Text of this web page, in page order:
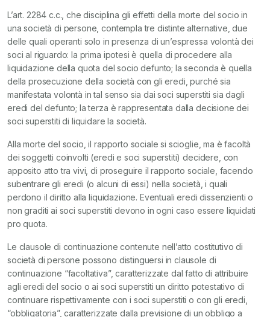
L’art. 2284 c.c., che disciplina gli effetti della morte del socio in
una società di persone, contempla tre distinte alternative, due
delle quali operanti solo in presenza di un’espressa volontà dei
soci al riguardo: la prima ipotesi è quella di procedere alla
liquidazione della quota del socio defunto; la seconda è quella
della prosecuzione della società con gli eredi, purché sia
manifestata volontà in tal senso sia dai soci superstiti sia dagli
eredi del defunto; la terza è rappresentata dalla decisione dei
soci superstiti di liquidare la società.
Alla morte del socio, il rapporto sociale si scioglie, ma è facoltà
dei soggetti coinvolti (eredi e soci superstiti) decidere, con
apposito atto tra vivi, di proseguire il rapporto sociale, facendo
subentrare gli eredi (o alcuni di essi) nella società, i quali
perdono il diritto alla liquidazione. Eventuali eredi dissenzienti o
non graditi ai soci superstiti devono in ogni caso essere liquidati
pro quota.
Le clausole di continuazione contenute nell’atto costitutivo di
società di persone possono distinguersi in clausole di
continuazione “facoltativa”, caratterizzate dal fatto di attribuire
agli eredi del socio o ai soci superstiti un diritto potestativo di
continuare rispettivamente con i soci superstiti o con gli eredi,
“obbligatoria”, caratterizzate dalla previsione di un obbligo a